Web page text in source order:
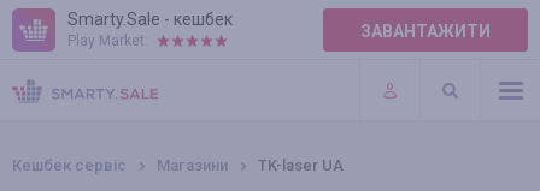
Smarty.Sale - кешбек
Play Market: ЗАВАНТАЖИТИ
ПРАВИЛА
ПЛАГІНИ
Кешбек сервіс Магазини TK-laser UA